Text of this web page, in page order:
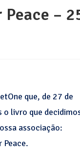
–
que, de 27 de
o livro que
associação:
Peace.